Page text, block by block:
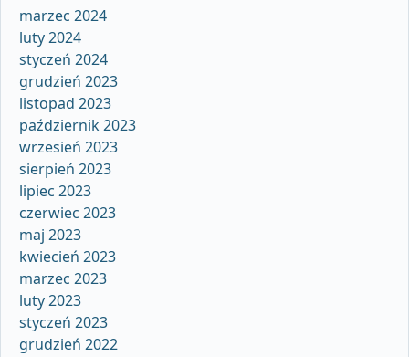
marzec 2024
luty 2024
styczeń 2024
grudzień 2023
listopad 2023
październik 2023
wrzesień 2023
sierpień 2023
lipiec 2023
czerwiec 2023
maj 2023
kwiecień 2023
marzec 2023
luty 2023
styczeń 2023
grudzień 2022